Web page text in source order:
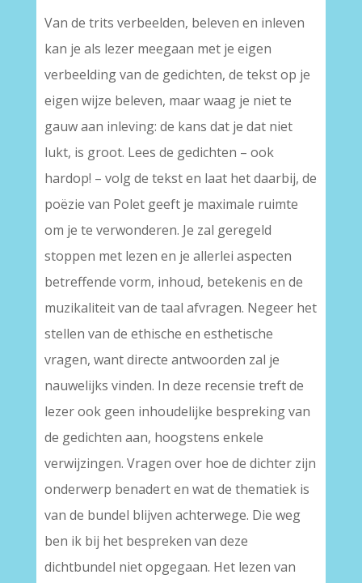
Van de trits verbeelden, beleven en inleven
kan je als lezer meegaan met je eigen
verbeelding van de gedichten, de tekst op je
eigen wijze beleven, maar waag je niet te
gauw aan inleving: de kans dat je dat niet
lukt, is groot. Lees de gedichten – ook
hardop! – volg de tekst en laat het daarbij, de
poëzie van Polet geeft je maximale ruimte
om je te verwonderen. Je zal geregeld
stoppen met lezen en je allerlei aspecten
betreffende vorm, inhoud, betekenis en de
muzikaliteit van de taal afvragen. Negeer het
stellen van de ethische en esthetische
vragen, want directe antwoorden zal je
nauwelijks vinden. In deze recensie treft de
lezer ook geen inhoudelijke bespreking van
de gedichten aan, hoogstens enkele
verwijzingen. Vragen over hoe de dichter zijn
onderwerp benadert en wat de thematiek is
van de bundel blijven achterwege. Die weg
ben ik bij het bespreken van deze
dichtbundel niet opgegaan. Het lezen van